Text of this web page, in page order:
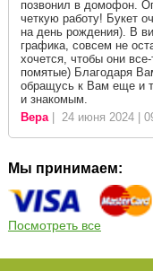
позвонил в домофон.
четкую работу! Букет
на день рождения). В
графика, совсем не
хочется, чтобы они
помятые) Благодаря
обращусь к Вам еще и
и знакомым.
Вера| 24 июня 2024 |
Мы принимаем:
Посмотреть все